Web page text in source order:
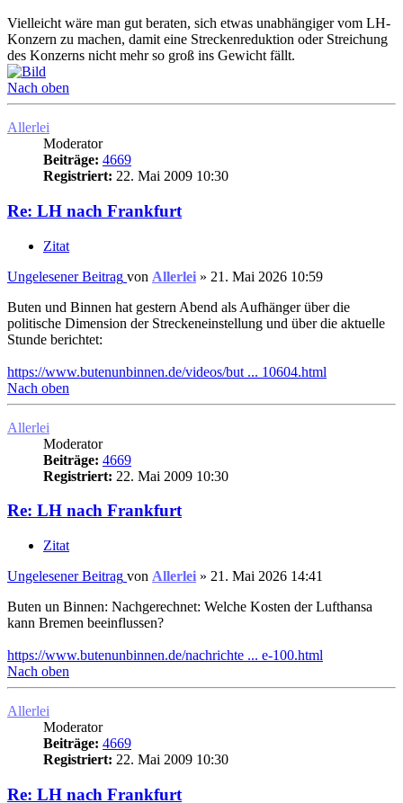
Vielleicht wäre man gut beraten, sich etwas unabhängiger vom LH-
Konzern zu machen, damit eine Streckenreduktion oder Streichung
des Konzerns nicht mehr so groß ins Gewicht fällt.
Nach oben
Allerlei
Moderator
Beiträge: 4669
Registriert: 22. Mai 2009 10:30
Re: LH nach Frankfurt
Zitat
Ungelesener Beitrag von Allerlei » 21. Mai 2026 10:59
Buten und Binnen hat gestern Abend als Aufhänger über die
politische Dimension der Streckeneinstellung und über die aktuelle
Stunde berichtet:
https://www.butenunbinnen.de/videos/but ... 10604.html
Nach oben
Allerlei
Moderator
Beiträge: 4669
Registriert: 22. Mai 2009 10:30
Re: LH nach Frankfurt
Zitat
Ungelesener Beitrag von Allerlei » 21. Mai 2026 14:41
Buten un Binnen: Nachgerechnet: Welche Kosten der Lufthansa
kann Bremen beeinflussen?
https://www.butenunbinnen.de/nachrichte ... e-100.html
Nach oben
Allerlei
Moderator
Beiträge: 4669
Registriert: 22. Mai 2009 10:30
Re: LH nach Frankfurt